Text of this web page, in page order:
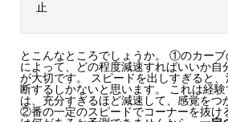
止
とこんなところでしょうか。 ①のカー
によって、どの程度減速すればいいか自
が大切です。 スピードを出しすぎると
断するしかないと思います。 これは経
は、充分すぎるほど減速して、感覚をつ
②番の一定のスピードでコーナーを抜け